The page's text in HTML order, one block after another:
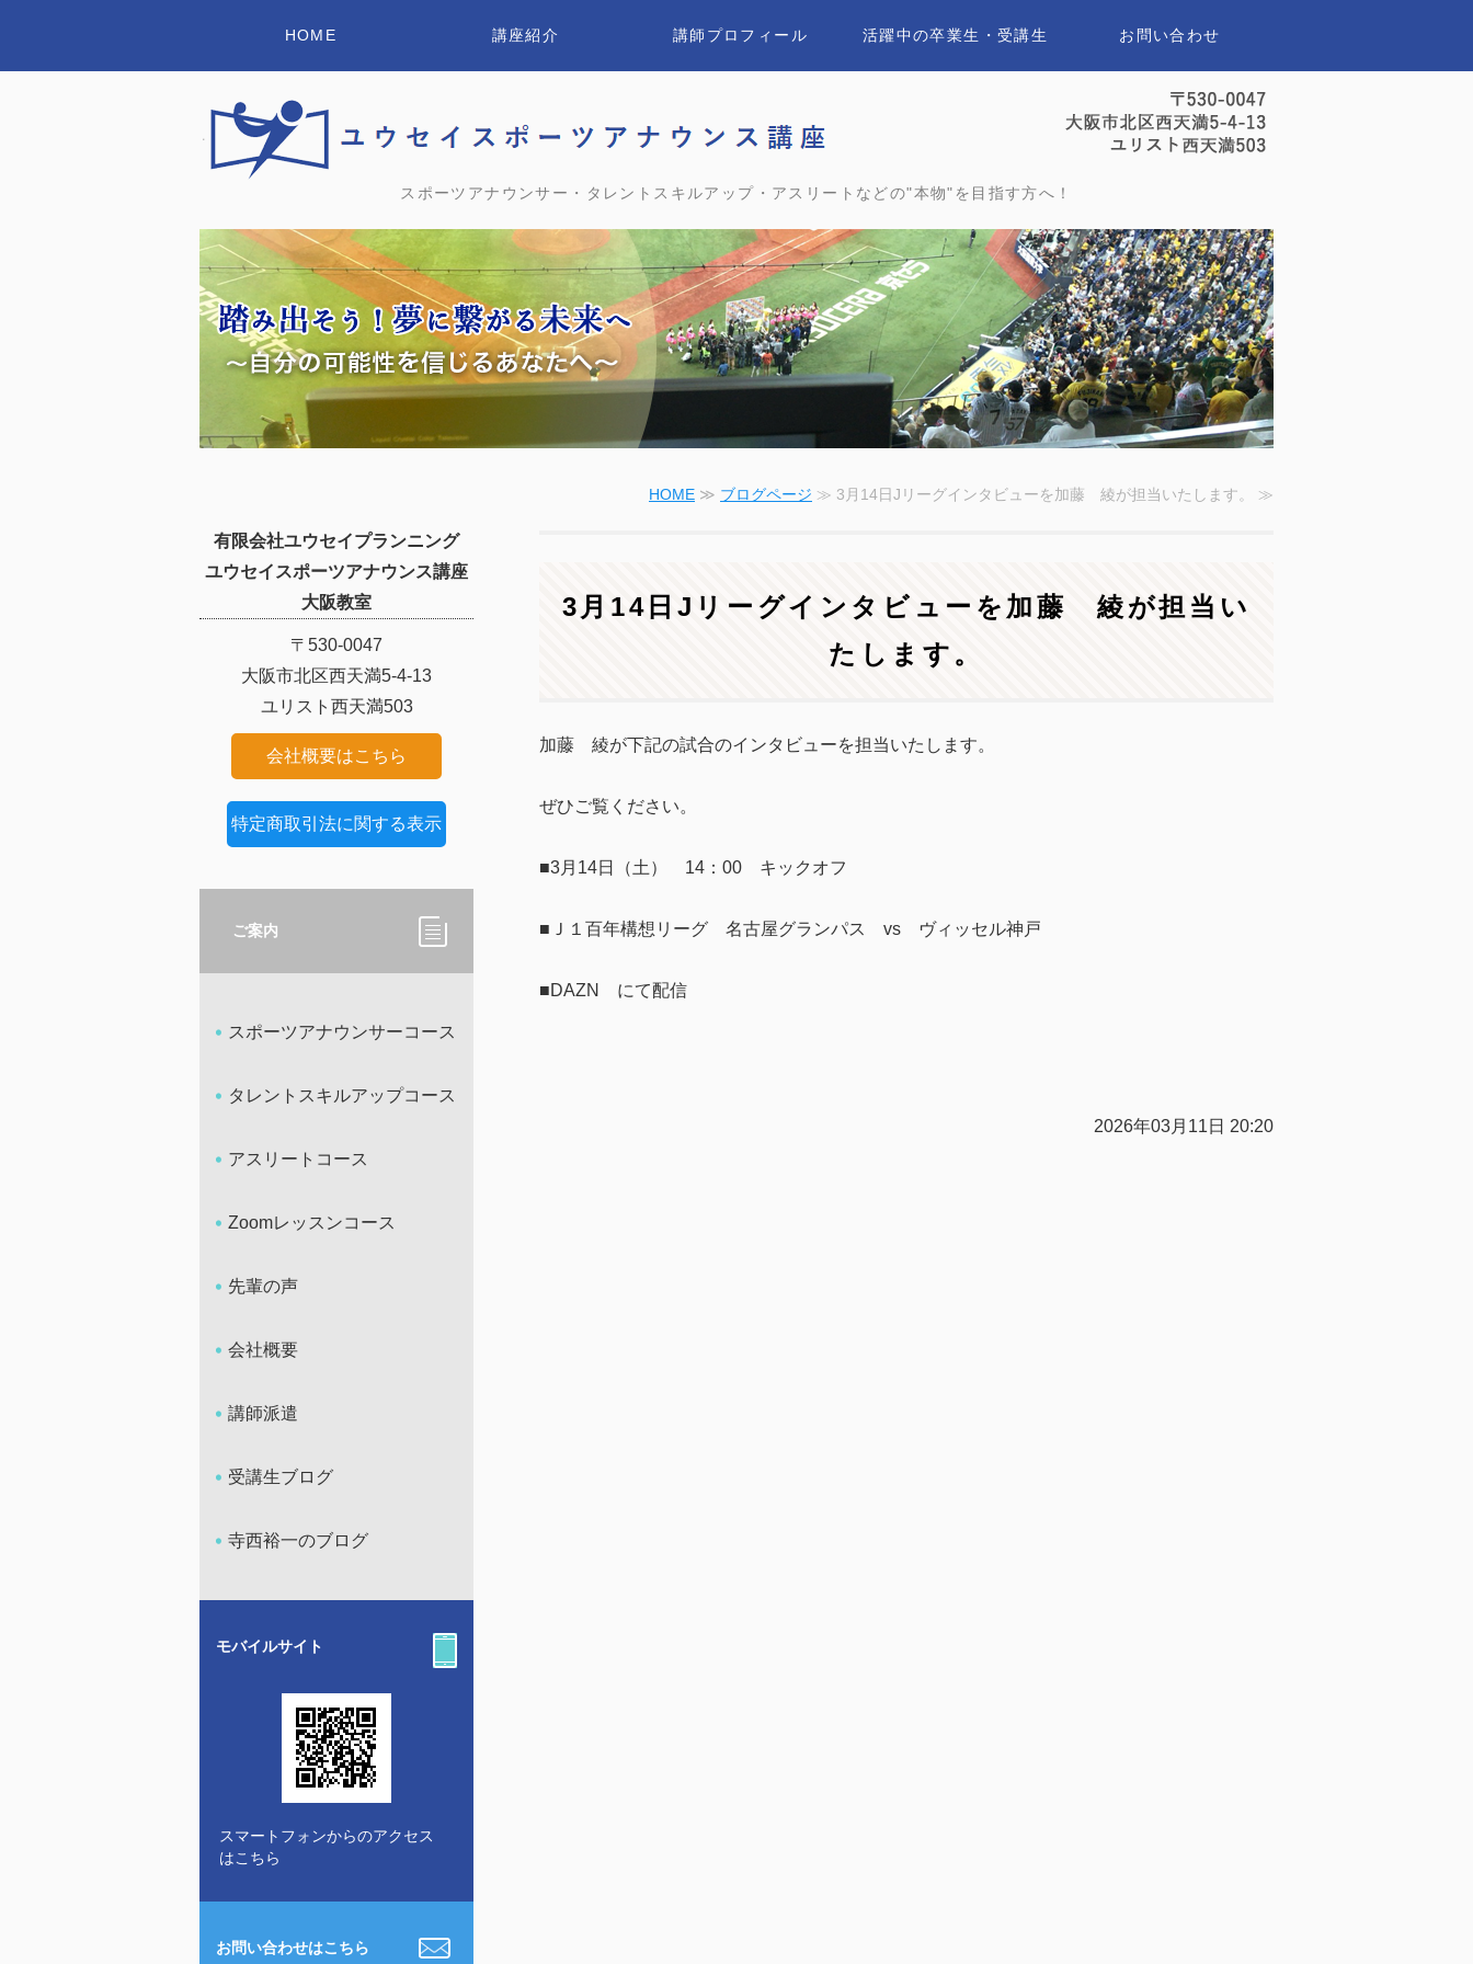
ユウセイスポーツアナウンススクール
スポーツアナウンサー・タレントスキルアップ・アスリートなどの"本物"を目指す方へ！
HOME 講座紹介 講師プロフィール 活躍中の卒業生・受講生 お問い合わせ
HOME ≫ ブログページ ≫ 3月14日Jリーグインタビューを加藤 綾が担当いたします。 ≫
3月14日Jリーグインタビューを加藤 綾が担当い
たします。
加藤 綾が下記の試合のインタビューを担当いたします。
ぜひご覧ください。
■3月14日（土） 14：00 キックオフ
■Ｊ１百年構想リーグ 名古屋グランパス vs ヴィッセル神戸
■DAZN にて配信
2026年03月11日 20:20
有限会社ユウセイプランニング
ユウセイスポーツアナウンス講座
大阪教室
〒530-0047
大阪市北区西天満5-4-13
ユリスト西天満503
会社概要はこちら
特定商取引法に関する表示
ご案内
スポーツアナウンサーコース
タレントスキルアップコース
アスリートコース
Zoomレッスンコース
先輩の声
会社概要
講師派遣
受講生ブログ
寺西裕一のブログ
モバイルサイト
スマートフォンからのアクセス
はこちら
お問い合わせはこちら